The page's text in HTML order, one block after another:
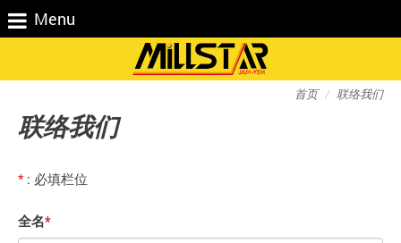
Menu
首页 联络我们
联络我们
*: 必填栏位
全名*